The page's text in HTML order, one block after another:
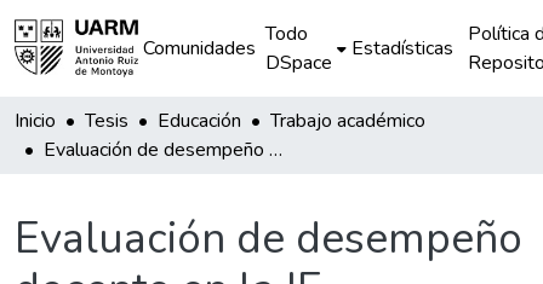
Comunidades
Todo
DSpace
Estadísticas
Política
Inicio Tesis Educación
Trabajo académico
Evaluación de desempeño docente en la IE Humberto Luna, un camino hacia el éxito de los aprendizajes
Evaluación de desempeño